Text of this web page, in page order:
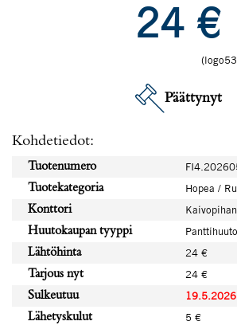
24 €
Päättynyt
Kohdetiedot:
Tuotenumero
Tuotekategoria
Hopea /
Konttori
Huutokaupan tyyppi
Lähtöhinta
24 €
Tarjous nyt
24 €
Sulkeutuu
Lähetyskulut
5 €